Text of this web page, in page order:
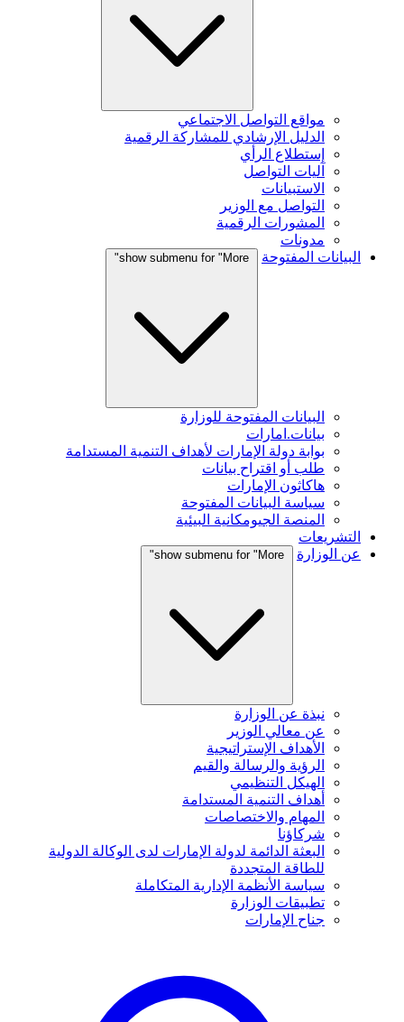
مواقع التواصل الاجتماعي
الدليل الإرشادي للمشاركة الرقمية
إستطلاع الرأي
آليات التواصل
الاستبيانات
التواصل مع الوزير
المشورات الرقمية
مدونات
البيانات المفتوحة
show submenu for "More"
البيانات المفتوحة للوزارة
بيانات.امارات
بوابة دولة الإمارات لأهداف التنمية المستدامة
طلب أو اقتراح بيانات
هاكاثون الإمارات
سياسة البيانات المفتوحة
المنصة الجيومكانية البيئية
التشريعات
عن الوزارة
show submenu for "More"
نبذة عن الوزارة
عن معالي الوزير
الأهداف الإستراتيجية
الرؤية والرسالة والقيم
الهيكل التنظيمي
أهداف التنمية المستدامة
المهام والاختصاصات
شركاؤنا
البعثة الدائمة لدولة الإمارات لدى الوكالة الدولية
للطاقة المتجددة
سياسة الأنظمة الإدارية المتكاملة
تطبيقات الوزارة
جناح الإمارات